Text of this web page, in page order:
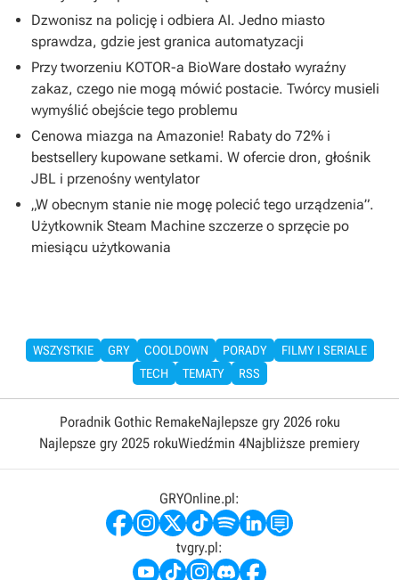
Dzwonisz na policję i odbiera AI. Jedno miasto
sprawdza, gdzie jest granica automatyzacji
Przy tworzeniu KOTOR-a BioWare dostało wyraźny
zakaz, czego nie mogą mówić postacie. Twórcy musieli
wymyślić obejście tego problemu
Cenowa miazga na Amazonie! Rabaty do 72% i
bestsellery kupowane setkami. W ofercie dron, głośnik
JBL i przenośny wentylator
„W obecnym stanie nie mogę polecić tego urządzenia”.
Użytkownik Steam Machine szczerze o sprzęcie po
miesiącu użytkowania
WSZYSTKIE GRY COOLDOWN PORADY
FILMY I SERIALE
TECH
TEMATY RSS
Poradnik Gothic RemakeNajlepsze gry 2026 roku
Najlepsze gry 2025 rokuWiedźmin 4Najbliższe premiery
GRYOnline.pl:
tvgry.pl: